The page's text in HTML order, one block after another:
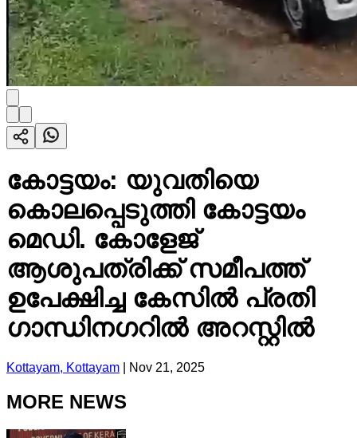
കോട്ടയം: യുവതിയെ
കൊലപ്പെടുത്തി കോട്ടയം
മെഡി. കോളേജ്
ആശുപത്രിക്ക് സമീപത്ത്
ഉപേക്ഷിച്ച കേസിൽ പ്രതി
ഗാന്ധിനഗറിൽ അറസ്റ്റിൽ
Kottayam, Kottayam Nov 21, 2025
MORE NEWS